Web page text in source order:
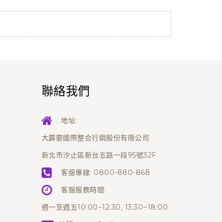
聯絡我們
地址:
大霹靂國際整合行銷股份有限公司
新北市汐止區新台五路一段95號32F
客服專線: 0800-880-868
客服服務時間:
週一至週五10:00~12:30, 13:30~18:00